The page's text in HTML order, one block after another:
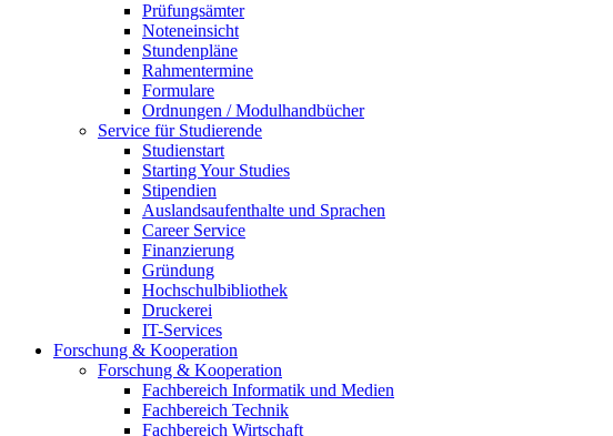
Prüfungsämter
Noteneinsicht
Stundenpläne
Rahmentermine
Formulare
Ordnungen / Modulhandbücher
Service für Studierende
Studienstart
Starting Your Studies
Stipendien
Auslandsaufenthalte und Sprachen
Career Service
Finanzierung
Gründung
Hochschulbibliothek
Druckerei
IT-Services
Forschung & Kooperation
Forschung & Kooperation
Fachbereich Informatik und Medien
Fachbereich Technik
Fachbereich Wirtschaft